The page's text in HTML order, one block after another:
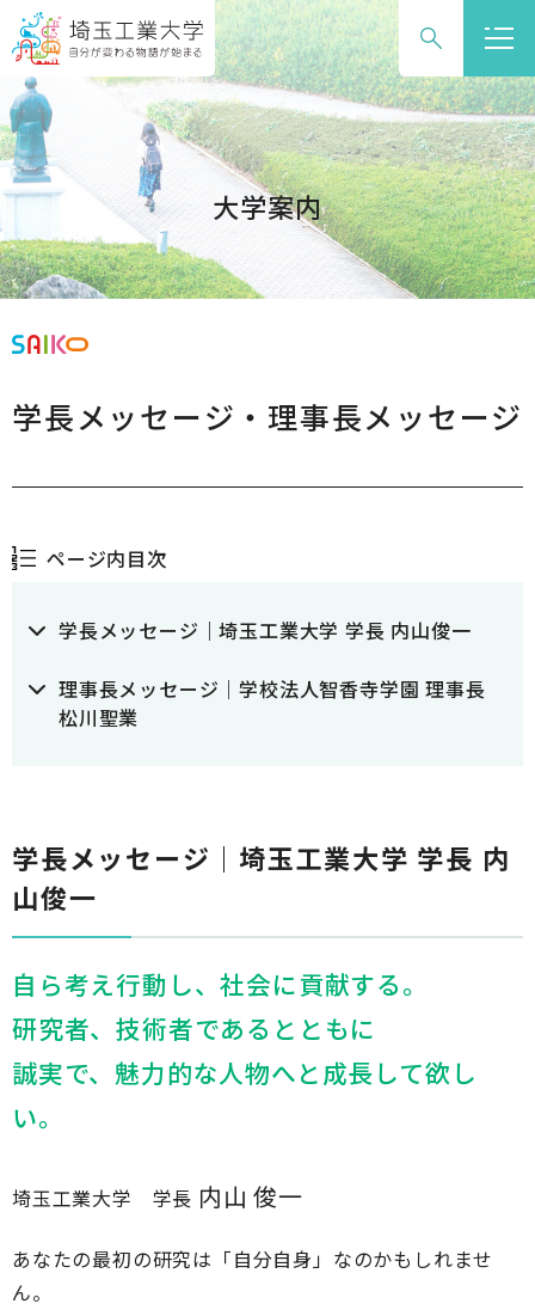
ロ
バ
ル
ナ
ゲ
ー
ョ
へ
文
ー
ル
ナ
ビ
ー
シ
ン
ッ
ー
へ
大学案内
学長メッセージ・理事長メッセージ
ページ内目次
学長メッセージ｜埼玉工業大学 学長 内山俊一
理事長メッセージ｜学校法人智香寺学園 理事長
松川聖業
学長メッセージ｜埼玉工業大学 学長 内
山俊一
自ら考え行動し、社会に貢献する。
研究者、技術者であるとともに
誠実で、魅力的な人物へと成長して欲し
い。
埼玉工業大学 学長 内山 俊一
あなたの最初の研究は「自分自身」なのかもしれませ
ん。